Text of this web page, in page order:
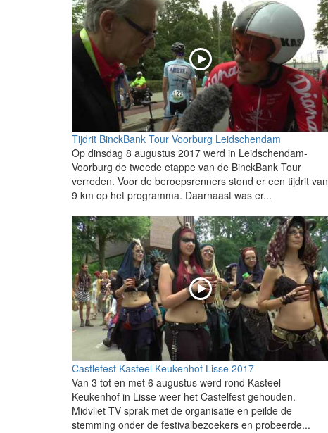
Tijdrit BinckBank Tour Voorburg Leidschendam
Op dinsdag 8 augustus 2017 werd in Leidschendam-
Voorburg de tweede etappe van de BinckBank Tour
verreden. Voor de beroepsrenners stond er een tijdrit van
9 km op het programma. Daarnaast was er...
Castlefest Kasteel Keukenhof Lisse 2017
Van 3 tot en met 6 augustus werd rond Kasteel
Keukenhof in Lisse weer het Castelfest gehouden.
Midvliet TV sprak met de organisatie en peilde de
stemming onder de festivalbezoekers en probeerde...